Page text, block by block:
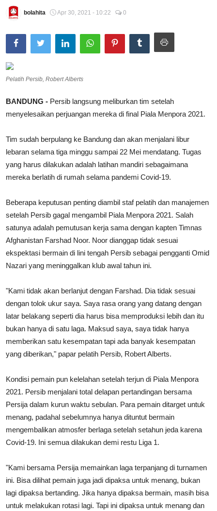
Total Sports
Pedoman Media Siber
bolahita Apr 30, 2021 - 10:22 0
Pelatih Persib, Robert Alberts
BANDUNG - Persib langsung meliburkan tim setelah
menyelesaikan perjuangan mereka di final Piala Menpora 2021.
Tim sudah berpulang ke Bandung dan akan menjalani libur
lebaran selama tiga minggu sampai 22 Mei mendatang. Tugas
yang harus dilakukan adalah latihan mandiri sebagaimana
mereka berlatih di rumah selama pandemi Covid-19.
Beberapa keputusan penting diambil staf pelatih dan manajemen
setelah Persib gagal mengambil Piala Menpora 2021. Salah
satunya adalah pemutusan kerja sama dengan kapten Timnas
Afghanistan Farshad Noor. Noor dianggap tidak sesuai
ekspektasi bermain di lini tengah Persib sebagai pengganti Omid
Nazari yang meninggalkan klub awal tahun ini.
"Kami tidak akan berlanjut dengan Farshad. Dia tidak sesuai
dengan tolok ukur saya. Saya rasa orang yang datang dengan
latar belakang seperti dia harus bisa memproduksi lebih dan itu
bukan hanya di satu laga. Maksud saya, saya tidak hanya
memberikan satu kesempatan tapi ada banyak kesempatan
yang diberikan," papar pelatih Persib, Robert Alberts.
Kondisi pemain pun kelelahan setelah terjun di Piala Menpora
2021. Persib menjalani total delapan pertandingan bersama
Persija dalam kurun waktu sebulan. Para pemain ditarget untuk
menang, padahal sebelumnya hanya dituntut bermain
mengembalikan atmosfer berlaga setelah setahun jeda karena
Covid-19. Ini semua dilakukan demi restu Liga 1.
"Kami bersama Persija memainkan laga terpanjang di turnamen
ini. Bisa dilihat pemain juga jadi dipaksa untuk menang, bukan
lagi dipaksa bertanding. Jika hanya dipaksa bermain, masih bisa
untuk melakukan rotasi lagi. Tapi ini dipaksa untuk menang dan